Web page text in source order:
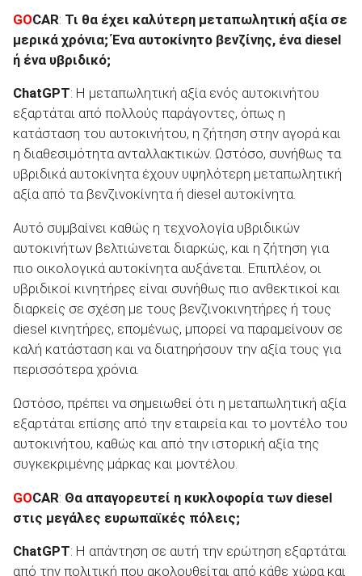
GOCAR: Τι θα έχει καλύτερη μεταπωλητική αξία σε
μερικά χρόνια; Ένα αυτοκίνητο βενζίνης, ένα diesel
ή ένα υβριδικό;
ChatGPT: Η μεταπωλητική αξία ενός αυτοκινήτου
εξαρτάται από πολλούς παράγοντες, όπως η
κατάσταση του αυτοκινήτου, η ζήτηση στην αγορά και
η διαθεσιμότητα ανταλλακτικών. Ωστόσο, συνήθως τα
υβριδικά αυτοκίνητα έχουν υψηλότερη μεταπωλητική
αξία από τα βενζινοκίνητα ή diesel αυτοκίνητα.
Αυτό συμβαίνει καθώς η τεχνολογία υβριδικών
αυτοκινήτων βελτιώνεται διαρκώς, και η ζήτηση για
πιο οικολογικά αυτοκίνητα αυξάνεται. Επιπλέον, οι
υβριδικοί κινητήρες είναι συνήθως πιο ανθεκτικοί και
διαρκείς σε σχέση με τους βενζινοκινητήρες ή τους
diesel κινητήρες, επομένως, μπορεί να παραμείνουν σε
καλή κατάσταση και να διατηρήσουν την αξία τους για
περισσότερα χρόνια.
Ωστόσο, πρέπει να σημειωθεί ότι η μεταπωλητική αξία
εξαρτάται επίσης από την εταιρεία και το μοντέλο του
αυτοκινήτου, καθώς και από την ιστορική αξία της
συγκεκριμένης μάρκας και μοντέλου.
GOCAR: Θα απαγορευτεί η κυκλοφορία των diesel
στις μεγάλες ευρωπαϊκές πόλεις;
ChatGPT: Η απάντηση σε αυτή την ερώτηση εξαρτάται
από την πολιτική που ακολουθείται από κάθε χώρα και